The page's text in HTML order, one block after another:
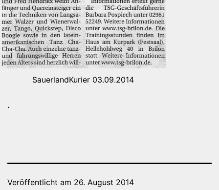
SauerlandKurier 03.09.2014
.
Veröffentlicht am 26. August 2014